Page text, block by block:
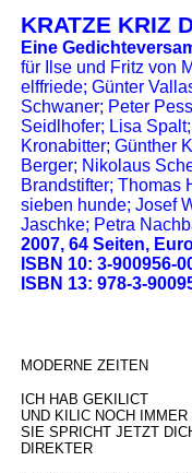
KRATZE KRIZ
Eine
für Ilse und Fritz von
elffriede; Günter
Schwaner; Peter
Seidlhofer; Lisa
Kronabitter; Günther
Berger; Nikolaus
Brandstifter; Thomas
sieben hunde; Josef
Jaschke; Petra
2007, 64 Seiten,
ISBN 10: 3-900956-
ISBN 13: 978-3-
MODERNE ZEITEN
ICH HAB GEKILICT
UND KILIC NOCH IMMER
SIE SPRICHT JETZT
DIREKTER